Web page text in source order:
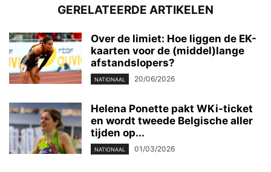
GERELATEERDE ARTIKELEN
Over de limiet: Hoe liggen de EK-
kaarten voor de (middel)lange
afstandslopers?
NATIONAAL 20/06/2026
Helena Ponette pakt WKi-ticket
en wordt tweede Belgische aller
tijden op...
NATIONAAL 01/03/2026